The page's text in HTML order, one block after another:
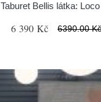
Taburet Bellis látka:
6 390 Kč 6390.00 Kč